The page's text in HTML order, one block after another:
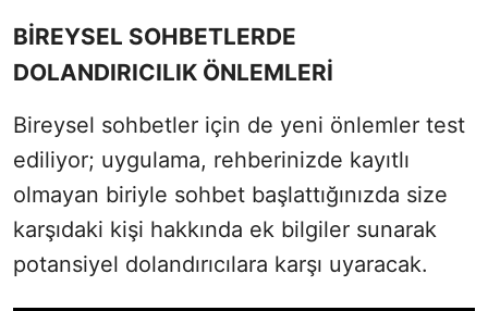
BİREYSEL SOHBETLERDE
DOLANDIRICILIK ÖNLEMLERİ
Bireysel sohbetler için de yeni önlemler test
ediliyor; uygulama, rehberinizde kayıtlı
olmayan biriyle sohbet başlattığınızda size
karşıdaki kişi hakkında ek bilgiler sunarak
potansiyel dolandırıcılara karşı uyaracak.